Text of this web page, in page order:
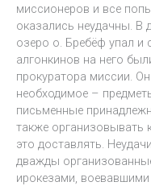
миссионеров и все
оказались неудачны. В
озеро о. Бребёф упал и
алгонкинов на него
прокуратора миссии.
необходимое –
письменные
также организовывать
это доставлять.
дважды
ирокезами,